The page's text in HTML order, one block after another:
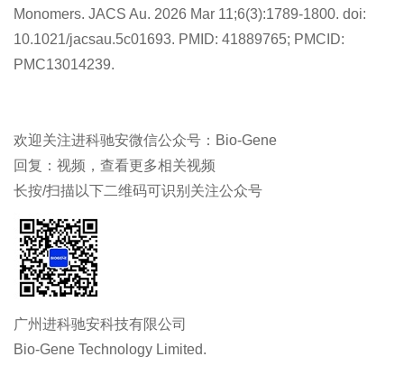
Monomers. JACS Au. 2026 Mar 11;6(3):1789-1800. doi:
10.1021/jacsau.5c01693. PMID: 41889765; PMCID:
PMC13014239.
欢迎关注进科驰安微信公众号：Bio-Gene
回复：视频，查看更多相关视频
长按/扫描以下二维码可识别关注公众号
广州进科驰安科技有限公司
Bio-Gene Technology Limited.